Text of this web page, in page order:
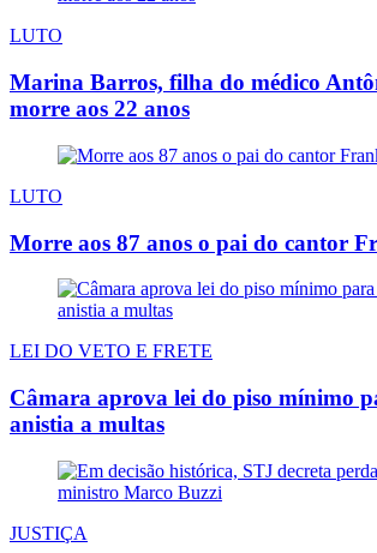
LUTO
Marina Barros, filha do médico
morre aos 22 anos
LUTO
Morre aos 87 anos o pai do cantor
LEI DO VETO E FRETE
Câmara aprova lei do piso mínimo
anistia a multas
JUSTIÇA